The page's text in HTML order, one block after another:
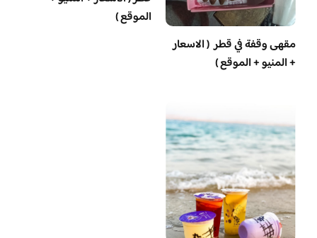
مقهى وقفة في قطر ( الاسعار
+ المنيو + الموقع )
الموقع )